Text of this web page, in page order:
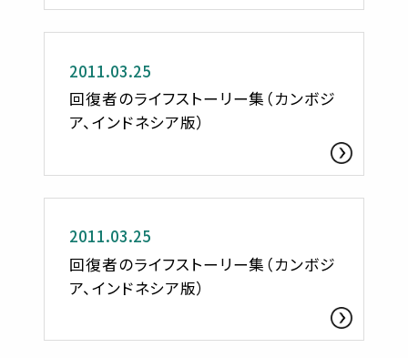
お知らせ
2011.03.25
回復者のライフストーリー集（カンボジ
ア、インドネシア版）
お知らせ
2011.03.25
回復者のライフストーリー集（カンボジ
ア、インドネシア版）
お知らせ